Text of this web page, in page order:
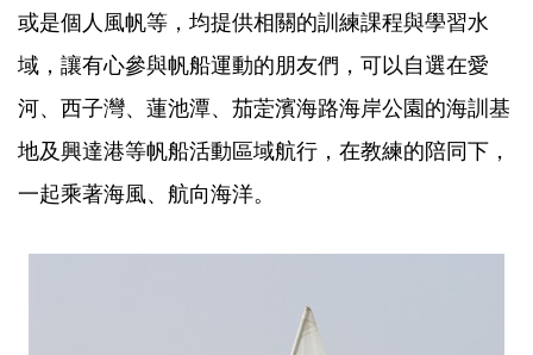
或是個人風帆等，均提供相關的訓練課程與學習水
域，讓有心參與帆船運動的朋友們，可以自選在愛
河、西子灣、蓮池潭、茄萣濱海路海岸公園的海訓基
地及興達港等帆船活動區域航行，在教練的陪同下，
一起乘著海風、航向海洋。